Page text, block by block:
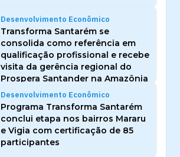
Desenvolvimento Econômico
Transforma Santarém se
consolida como referência em
qualificação profissional e recebe
visita da gerência regional do
Prospera Santander na Amazônia
Desenvolvimento Econômico
Programa Transforma Santarém
conclui etapa nos bairros Mararu
e Vigia com certificação de 85
participantes